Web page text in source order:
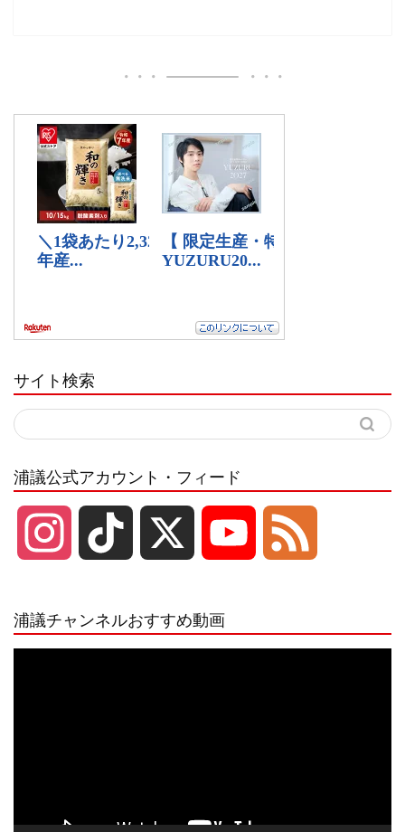
サイト検索
浦議公式アカウント・フィード
浦議チャンネルおすすめ動画